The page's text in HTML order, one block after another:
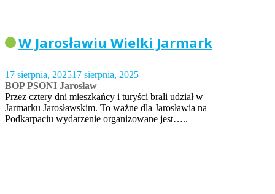
W Jarosławiu Wielki Jarmark
17 sierpnia, 202517 sierpnia, 2025
BOP PSONI Jarosław
Przez cztery dni mieszkańcy i turyści brali udział w
Jarmarku Jarosławskim. To ważne dla Jarosławia na
Podkarpaciu wydarzenie organizowane jest…..